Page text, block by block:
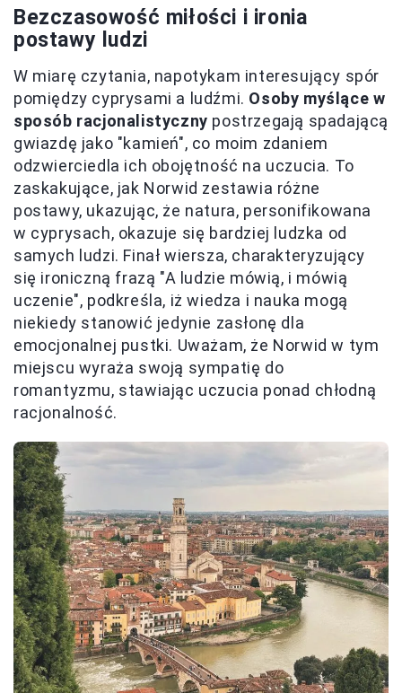
Bezczasowość miłości i ironia
postawy ludzi
W miarę czytania, napotykam interesujący spór
pomiędzy cyprysami a ludźmi. Osoby myślące w
sposób racjonalistyczny postrzegają spadającą
gwiazdę jako "kamień", co moim zdaniem
odzwierciedla ich obojętność na uczucia. To
zaskakujące, jak Norwid zestawia różne
postawy, ukazując, że natura, personifikowana
w cyprysach, okazuje się bardziej ludzka od
samych ludzi. Finał wiersza, charakteryzujący
się ironiczną frazą "A ludzie mówią, i mówią
uczenie", podkreśla, iż wiedza i nauka mogą
niekiedy stanowić jedynie zasłonę dla
emocjonalnej pustki. Uważam, że Norwid w tym
miejscu wyraża swoją sympatię do
romantyzmu, stawiając uczucia ponad chłodną
racjonalność.